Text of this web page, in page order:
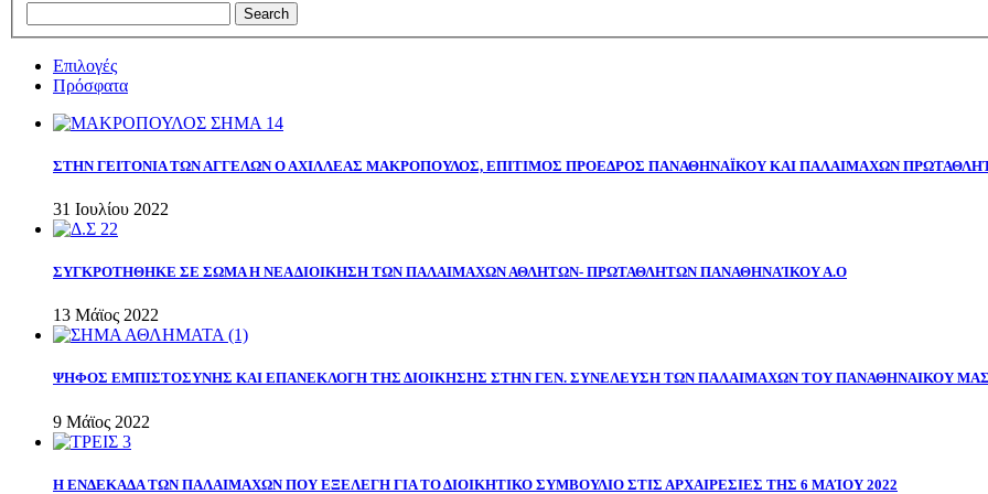
Επιλογές
Πρόσφατα
ΣΤΗΝ ΓΕΙΤΟΝΙΑ ΤΩΝ ΑΓΓΕΛΩΝ Ο ΑΧΙΛΛΕΑΣ ΜΑΚΡΟΠΟΥΛΟΣ, ΕΠΙΤΙΜΟΣ ΠΡΟΕΔΡΟΣ ΠΑΝΑΘΗΝΑΪΚΟΥ ΚΑΙ ΠΑΛΑΙΜΑΧΩΝ
31 Ιουλίου 2022
ΣΥΓΚΡΟΤΗΘΗΚΕ ΣΕ ΣΩΜΑ Η ΝΕΑ ΔΙΟΙΚΗΣΗ ΤΩΝ ΠΑΛΑΙΜΑΧΩΝ ΑΘΛΗΤΩΝ- ΠΡΩΤΑΘΛΗΤΩΝ ΠΑΝΑΘΗΝΑΊΚΟΥ Α.Ο
13 Μάϊος 2022
ΨΗΦΟΣ ΕΜΠΙΣΤΟΣΥΝΗΣ ΚΑΙ ΕΠΑΝΕΚΛΟΓΗ ΤΗΣ ΔΙΟΙΚΗΣΗΣ ΣΤΗΝ ΓΕΝ. ΣΥΝΕΛΕΥΣΗ ΤΩΝ ΠΑΛΑΙΜΑΧΩΝ ΤΟΥ ΠΑΝΑΘΗΝΑΙΚΟΥ ΜΑΣ
9 Μάϊος 2022
Η ΕΝΔΕΚΑΔΑ ΤΩΝ ΠΑΛΑΙΜΑΧΩΝ ΠΟΥ ΕΞΕΛΕΓΗ ΓΙΑ ΤΟ ΔΙΟΙΚΗΤΙΚΟ ΣΥΜΒΟΥΛΙΟ ΣΤΙΣ ΑΡΧΑΙΡΕΣΙΕΣ ΤΗΣ 6 ΜΑΊΟΥ 2022